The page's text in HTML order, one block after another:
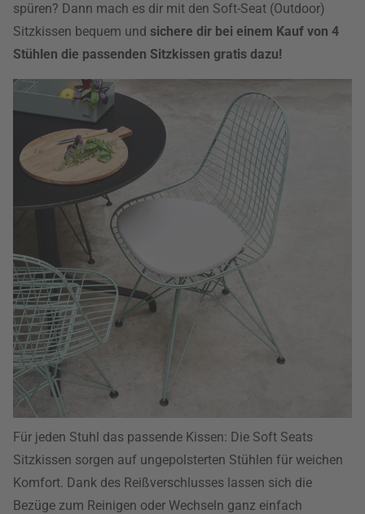
spüren? Dann mach es dir mit den Soft-Seat (Outdoor)
Sitzkissen bequem und sichere dir bei einem Kauf von 4
Stühlen die passenden Sitzkissen gratis dazu!
Für jeden Stuhl das passende Kissen: Die Soft Seats
Sitzkissen sorgen auf ungepolsterten Stühlen für weichen
Komfort. Dank des Reißverschlusses lassen sich die
Bezüge zum Reinigen oder Wechseln ganz einfach